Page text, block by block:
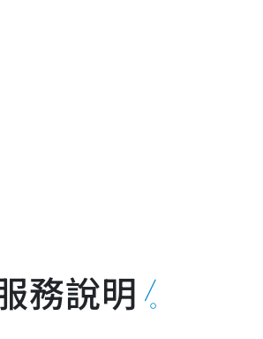
務說明